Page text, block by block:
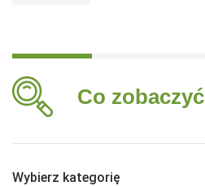
Co zobaczyć
Wybierz kategorię